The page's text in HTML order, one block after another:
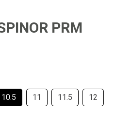
PRM
10.5 11 11.5 12